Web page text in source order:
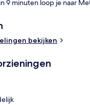
9 minuten loop je naar
bekijken